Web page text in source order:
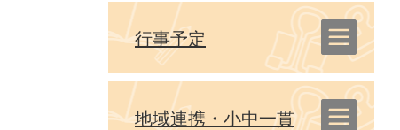
行事予定
地域連携・小中一貫